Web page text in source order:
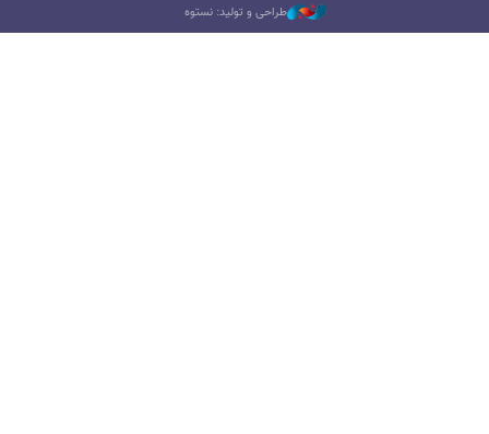
طراحی و تولید: نستوه